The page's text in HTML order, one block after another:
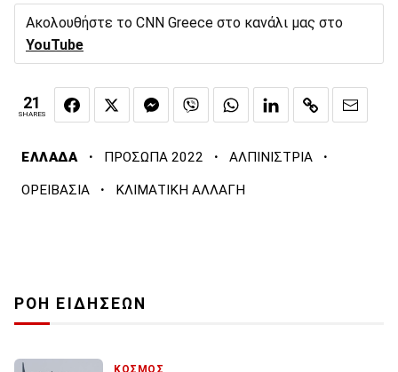
Ακολουθήστε το CNN Greece στο κανάλι μας στο
YouTube
21
SHARES
ΕΛΛΑΔΑ · ΠΡΟΣΩΠΑ 2022 · ΑΛΠΙΝΙΣΤΡΙΑ ·
ΟΡΕΙΒΑΣΙΑ · ΚΛΙΜΑΤΙΚΗ ΑΛΛΑΓΗ
ΡΟΗ ΕΙΔΗΣΕΩΝ